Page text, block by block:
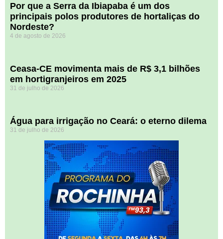
Por que a Serra da Ibiapaba é um dos
principais polos produtores de hortaliças do
Nordeste?
4 de agosto de 2026
Ceasa-CE movimenta mais de R$ 3,1 bilhões
em hortigranjeiros em 2025
31 de julho de 2026
Água para irrigação no Ceará: o eterno dilema
31 de julho de 2026